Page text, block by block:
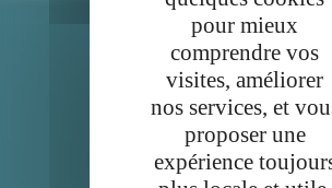
pour mieux
comprendre vos
visites, améliorer
nos services, et
proposer une
expérience
Api
Comment ça
Nos engagements